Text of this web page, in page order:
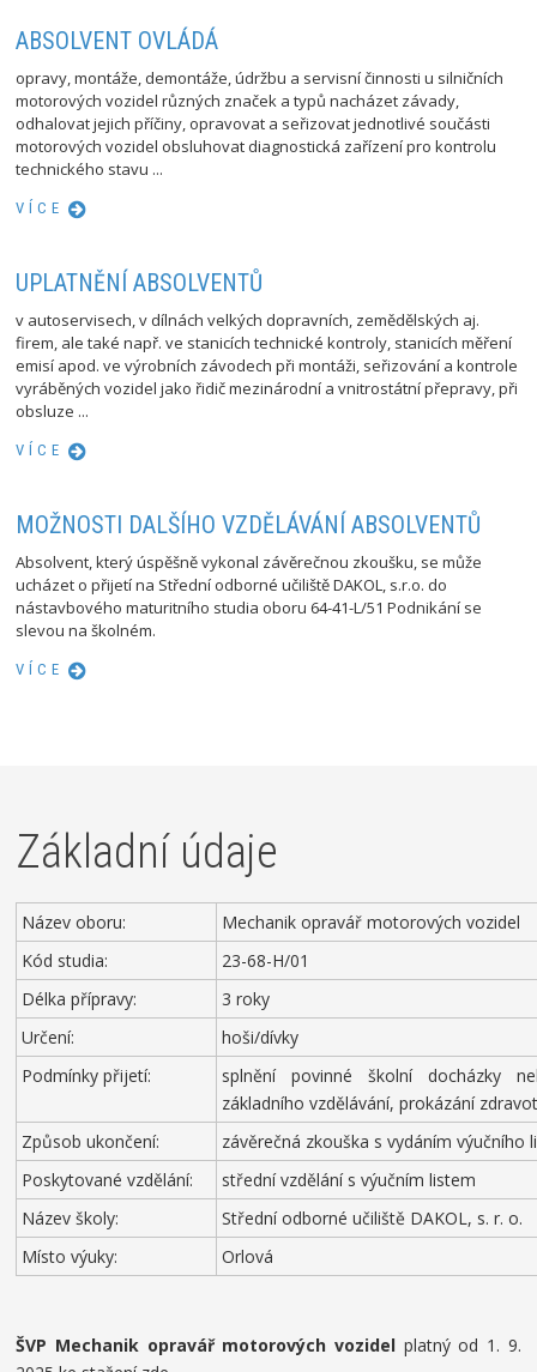
ABSOLVENT OVLÁDÁ
opravy, montáže, demontáže, údržbu a servisní činnosti u silničních
motorových vozidel různých značek a typů nacházet závady,
odhalovat jejich příčiny, opravovat a seřizovat jednotlivé součásti
motorových vozidel obsluhovat diagnostická zařízení pro kontrolu
technického stavu ...
VÍCE
UPLATNĚNÍ ABSOLVENTŮ
v autoservisech, v dílnách velkých dopravních, zemědělských aj.
firem, ale také např. ve stanicích technické kontroly, stanicích měření
emisí apod. ve výrobních závodech při montáži, seřizování a kontrole
vyráběných vozidel jako řidič mezinárodní a vnitrostátní přepravy, při
obsluze ...
VÍCE
MOŽNOSTI DALŠÍHO VZDĚLÁVÁNÍ ABSOLVENTŮ
Absolvent, který úspěšně vykonal závěrečnou zkoušku, se může
ucházet o přijetí na Střední odborné učiliště DAKOL, s.r.o. do
nástavbového maturitního studia oboru 64-41-L/51 Podnikání se
slevou na školném.
VÍCE
Základní údaje
Název oboru:
Mechanik opravář motorových vozidel
Kód studia:
23-68-H/01
Délka přípravy:
3 roky
Určení:
hoši/dívky
Podmínky přijetí:
splnění povinné školní docházky
základního vzdělávání, prokázání
Způsob ukončení:
závěrečná zkouška s vydáním výučního
Poskytované vzdělání:
střední vzdělání s výučním listem
Název školy:
Střední odborné učiliště DAKOL, s. r. o.
Místo výuky:
Orlová
ŠVP Mechanik opravář motorových vozidel platný od 1. 9.